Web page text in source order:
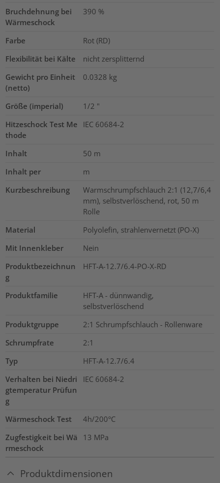
Bruchdehnung bei
Wärmeschock
390 %
Farbe
Rot (RD)
Flexibilität bei Kälte
nicht zersplitternd
Gewicht pro Einheit
(netto)
0.0328 kg
Größe (imperial) 1/2 "
Hitzeschock Test Me
thode
IEC 60684-2
Inhalt 50 m
Inhalt per
m
Kurzbeschreibung
Warmschrumpfschlauch 2:1 (12,7/6,4
mm), selbstverlöschend, rot, 50 m
Rolle
Material
Polyolefin, strahlenvernetzt (PO-X)
Mit Innenkleber
Nein
Produktbezeichnun
g
HFT-A-12.7/6.4-PO-X-RD
Produktfamilie
HFT-A - dünnwandig,
selbstverlöschend
Produktgruppe
2:1 Schrumpfschlauch - Rollenware
Schrumpfrate
2:1
Typ
HFT-A-12.7/6.4
Verhalten bei Niedri
gtemperatur Prüfun
g
IEC 60684-2
Wärmeschock Test
4h/200°C
Zugfestigkeit bei Wä
rmeschock
13 MPa
Produktdimensionen